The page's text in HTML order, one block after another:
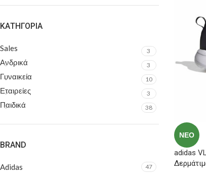
ΚΑΤΗΓΟΡΊΑ
Sales 3
Ανδρικά 3
Γυναικεία 10
Εταιρείες 3
Παιδικά 38
BRAND
Adidas 47
ΝΈΟ
adidas